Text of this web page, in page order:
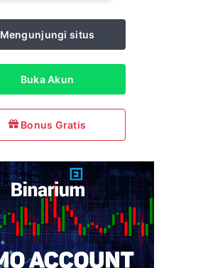
Mengunjungi situs
Buka Akun
Bonus Gratis